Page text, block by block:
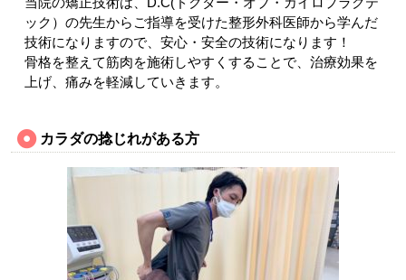
ック）の先生からご指導を受けた整形外科医師から学んだ
技術になりますので、安心・安全の技術になります！
骨格を整えて筋肉を施術しやすくすることで、治療効果を
上げ、痛みを軽減していきます。
カラダの捻じれがある方